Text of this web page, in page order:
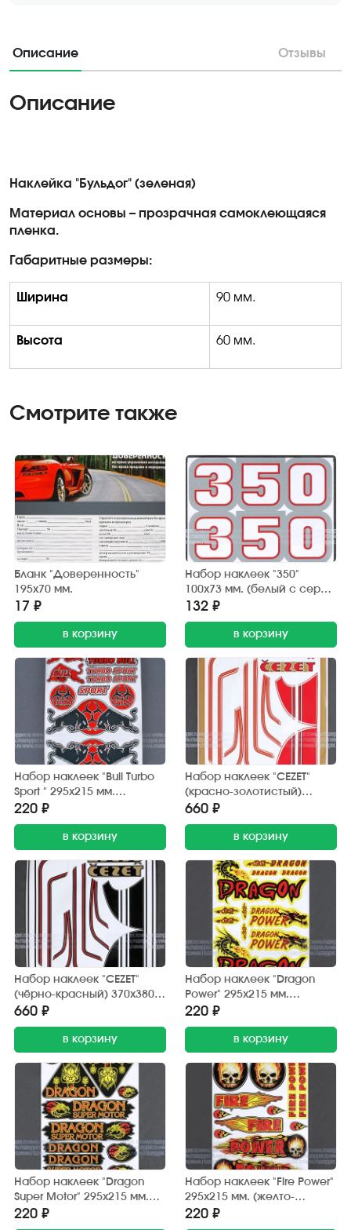
Описание Отзывы
Описание
Наклейка "Бульдог" (зеленая)
Материал основы – прозрачная самоклеющаяся
пленка.
Габаритные размеры:
Ширина 90 мм.
Высота 60 мм.
Смотрите также
Бланк "Доверенность"
195х70 мм.
17 ₽
в корзину
Набор наклеек "350"
100х73 мм. (белый с серой
окантовкой) 2 шт.
132 ₽
в корзину
Набор наклеек "Bull Turbo
Sport " 295х215 мм.
(красно-черный) 15 шт.
220 ₽
в корзину
Набор наклеек "CEZET"
(красно-золотистый)
370х380 мм. (10 шт.)
660 ₽
в корзину
Набор наклеек "CEZET"
(чёрно-красный) 370х380
мм. (10 шт.)
660 ₽
в корзину
Набор наклеек "Dragon
Power" 295х215 мм.
(красно-желтый) 12 шт.
220 ₽
в корзину
Набор наклеек "Dragon
Super Motor" 295х215 мм.
(черно-красный) 12 шт.
220 ₽
Набор наклеек "Fire Power"
295х215 мм. (желто-
красный) 12 шт.
220 ₽